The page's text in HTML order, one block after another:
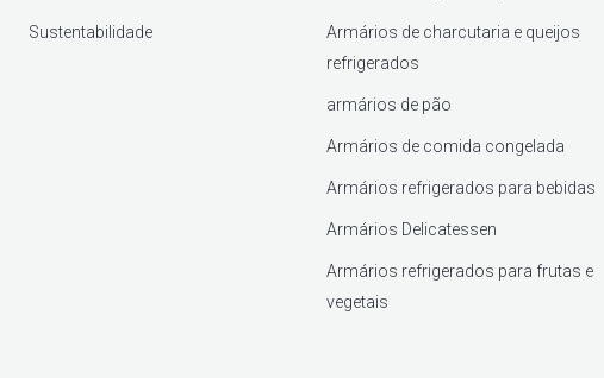
Sustentabilidade
Armários de charcutaria e queijos
refrigerados
armários de pão
Armários de comida congelada
Armários refrigerados para bebidas
Armários Delicatessen
Armários refrigerados para frutas e
vegetais